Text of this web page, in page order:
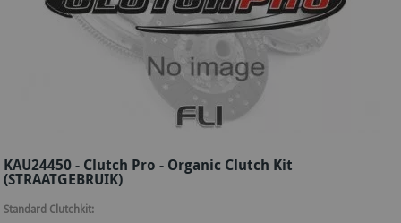
KAU24450 - Clutch Pro - Organic Clutch Kit
(STRAATGEBRUIK)
Standard Clutchkit: